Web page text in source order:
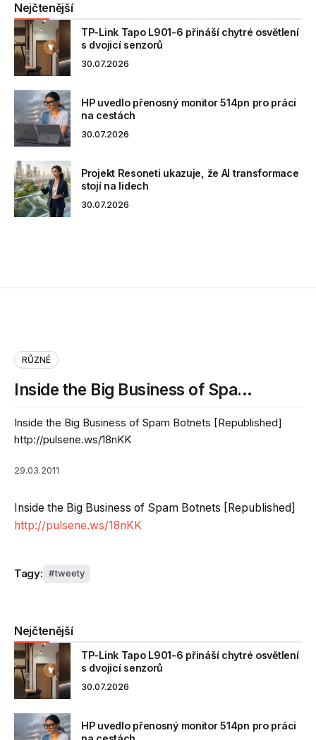
Nejčtenější
TP-Link Tapo L901-6 přináší chytré osvětlení
s dvojicí senzorů
30.07.2026
HP uvedlo přenosný monitor 514pn pro práci
na cestách
30.07.2026
Projekt Resoneti ukazuje, že AI transformace
stojí na lidech
30.07.2026
RŮZNÉ
Inside the Big Business of Spa…
Inside the Big Business of Spam Botnets [Republished]
http://pulsene.ws/18nKK
29.03.2011
Inside the Big Business of Spam Botnets [Republished]
http://pulsene.ws/18nKK
Tagy: tweety
Nejčtenější
TP-Link Tapo L901-6 přináší chytré osvětlení
s dvojicí senzorů
30.07.2026
HP uvedlo přenosný monitor 514pn pro práci